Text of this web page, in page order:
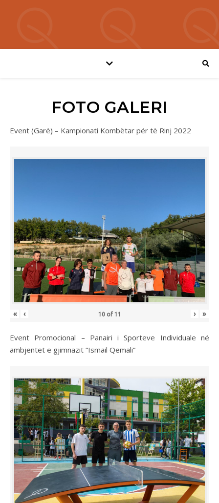
FOTO GALERI
Event (Garë) – Kampionati Kombëtar për të Rinj 2022
« ‹ 10of 11 › »
Event Promocional – Panairi i Sporteve Individuale në
ambjentet e gjimnazit “Ismail Qemali”